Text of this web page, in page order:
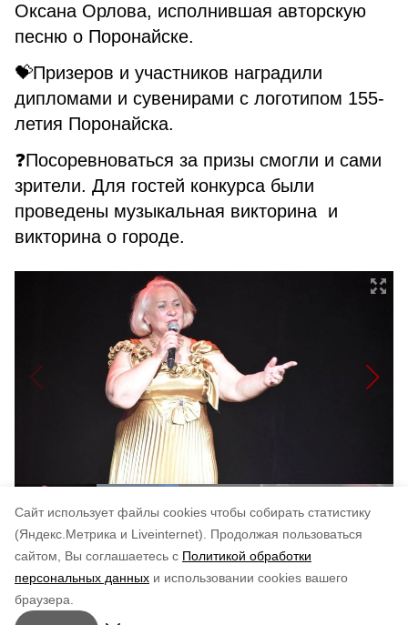
Cайт использует файлы cookies чтобы собирать статистику
(Яндекс.Метрика и Liveinternet).
Продолжая пользоваться
сайтом, Вы соглашаетесь с Политикой обработки
персональных данных и использовании cookies вашего
браузера.
Оксана Орлова, исполнившая авторскую
песню о Поронайске.
💝Призеров и участников наградили
дипломами и сувенирами с логотипом 155-
летия Поронайска.
❓Посоревноваться за призы смогли и сами
зрители. Для гостей конкурса были
проведены музыкальная викторина и
викторина о городе.
по оценке
5